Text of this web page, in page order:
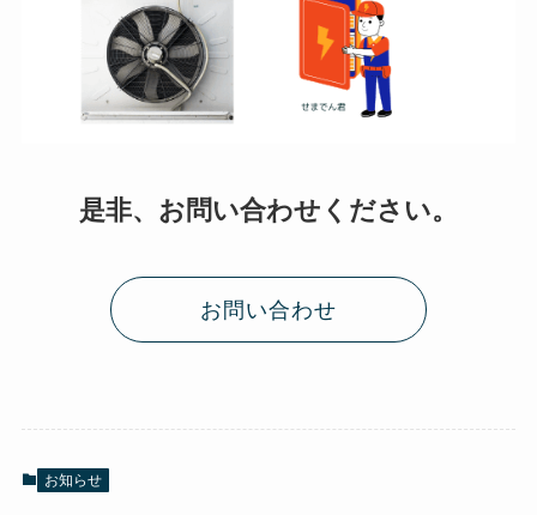
是非、お問い合わせください。
お問い合わせ
お知らせ